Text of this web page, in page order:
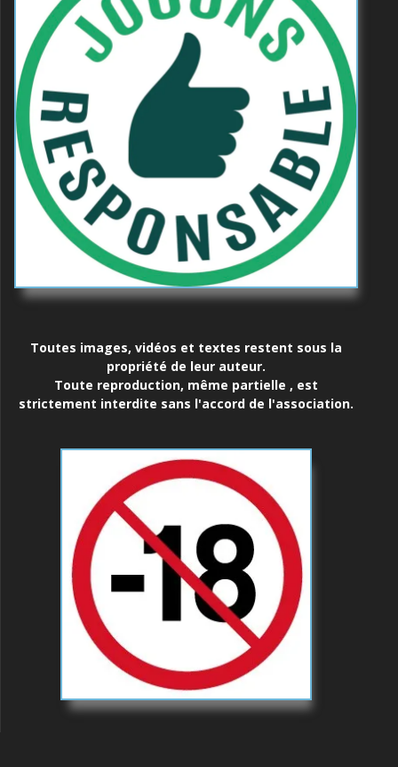
Toutes images, vidéos et textes restent sous la
propriété de leur auteur.
Toute reproduction, même partielle , est
strictement interdite sans l'accord de l'association.